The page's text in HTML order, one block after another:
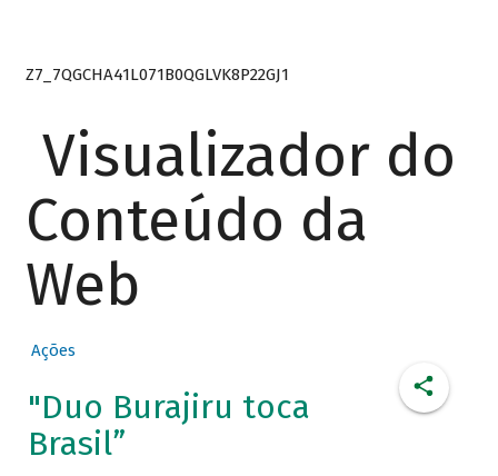
Z7_7QGCHA41L071B0QGLVK8P22GJ1
Visualizador do
Conteúdo da
Web
Ações
"Duo Burajiru toca
Brasil”